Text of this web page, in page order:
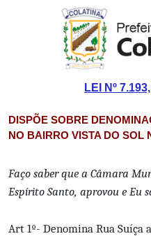
LEI Nº
DISPÕE SOBRE
NO BAIRRO VISTA DO SOL
Faço saber que a Câmara
Espírito Santo, aprovou e Eu
Art 1º- Denomina Rua Suíça